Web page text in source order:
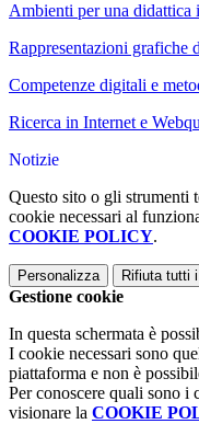
Ambienti per una didattica
Rappresentazioni grafiche
Competenze digitali e
Ricerca in Internet e
Notizie
Questo sito o gli strumenti
cookie necessari al
COOKIE POLICY.
Personalizza Rifiuta tutti
Gestione cookie
In questa schermata è
I cookie necessari sono
piattaforma e non è
Per conoscere quali sono i
visionare la COOKIE